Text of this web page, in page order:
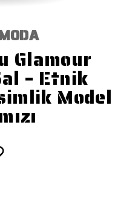
Glamour
– Etnik
Model